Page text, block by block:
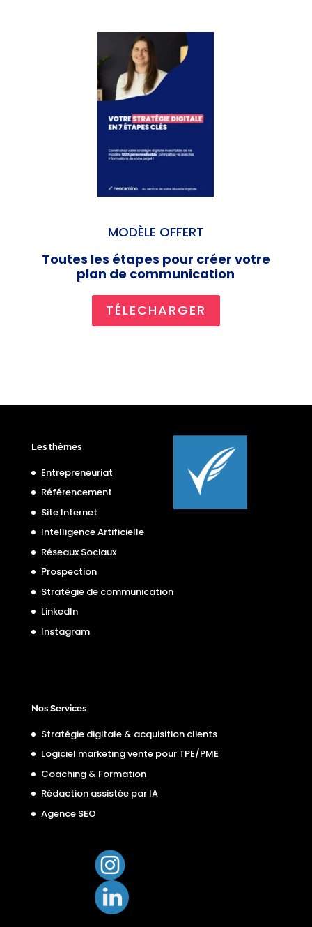
MODÈLE OFFERT
Toutes les étapes pour créer votre
plan de communication
TÉLECHARGER
Les thèmes
Entrepreneuriat
Référencement
Site Internet
Intelligence Artificielle
Réseaux Sociaux
Prospection
Stratégie de communication
LinkedIn
Instagram
Nos Services
Stratégie digitale & acquisition clients
Logiciel marketing vente pour TPE/PME
Coaching & Formation
Rédaction assistée par IA
Agence SEO